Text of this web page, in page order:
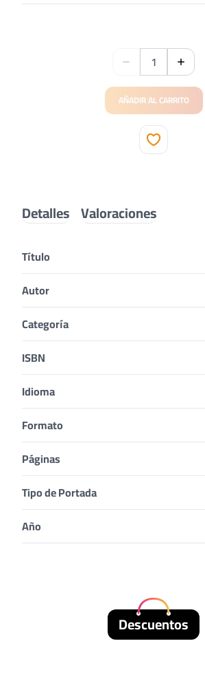
AÑADIR AL CARRITO
Detalles Valoraciones
Título
Autor
Categoría
ISBN
Idioma
Formato
Páginas
Tipo de Portada
Año
Descuentos